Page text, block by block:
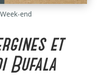
end
et
Bufala